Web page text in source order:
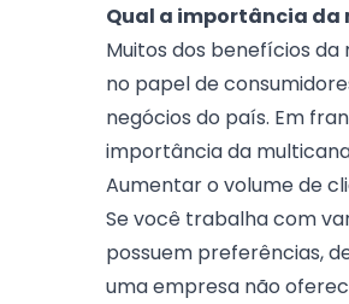
Qual a importância
Muitos dos benefícios da
no papel de
negócios do país. Em
importância da
Aumentar o volume de
Se você trabalha com
possuem preferências,
uma empresa não